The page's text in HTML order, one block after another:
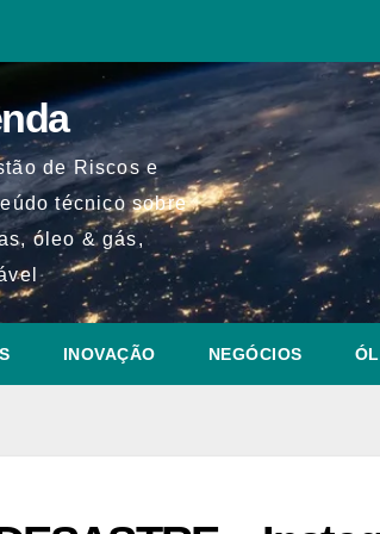
de Riscos e
técnico sobre
óleo & gás,
INOVAÇÃO NEGÓCIOS